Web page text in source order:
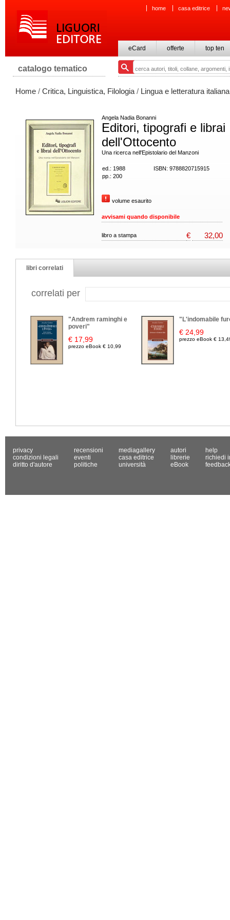
home casa editrice
eCard offerte top ten
catalogo tematico
Home / Critica, Linguistica, Filologia / Lingua e letteratura italiana
Angela Nadia Bonanni
Editori, tipografi e librai
dell'Ottocento
Una ricerca nell'Epistolario del Manzoni
ed.: 1988
ISBN: 9788820715915
pp.: 200
volume esaurito
avvisami quando disponibile
libro a stampa € 32,00
libri correlati
correlati per
"Andrem raminghi e
poveri"
€ 17,99
prezzo eBook € 10,99
"L'indomabile
€ 24,99
prezzo eBook €
privacy
condizioni legali
diritto d'autore
recensioni
eventi
politiche
mediagallery
casa editrice
università
autori
librerie
eBook
help
richiedi